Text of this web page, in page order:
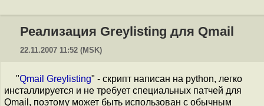
Реализация Greylisting для Qmail
22.11.2007 11:52 (MSK)
"Qmail Greylisting" - скрипт написан на python, легко
инсталлируется и не требует специальных патчей для
Qmail, поэтому может быть использован с обычным